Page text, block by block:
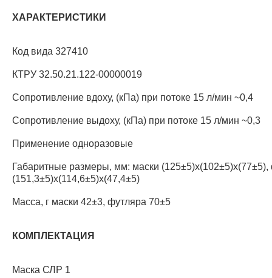
ХАРАКТЕРИСТИКИ
Код вида 327410
КТРУ 32.50.21.122-00000019
Сопротивление вдоху, (кПа) при потоке 15 л/мин ~0,4
Сопротивление выдоху, (кПа) при потоке 15 л/мин ~0,3
Применение одноразовые
Габаритные размеры, мм: маски (125±5)х(102±5)х(77±5),
(151,3±5)х(114,6±5)х(47,4±5)
Масса, г маски 42±3, футляра 70±5
КОМПЛЕКТАЦИЯ
Маска СЛР 1